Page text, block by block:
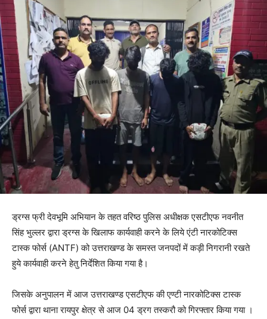
ड्रग्स फ्री देवभूमि अभियान के तहत वरिष्ठ पुलिस अधीक्षक एसटीएफ नवनीत
सिंह भुल्लर द्वारा ड्रग्स के खिलाफ कार्यवाही करने के लिये एंटी नारकोटिक्स
टास्क फोर्स (ANTF) को उत्तराखण्ड के समस्त जनपदों में कड़ी निगरानी रखते
हुये कार्यवाही करने हेतु निर्देशित किया गया है।
जिसके अनुपालन में आज उत्तराखण्ड एसटीएफ की एण्टी नारकोटिक्स टास्क
फोर्स द्वारा थाना रायपुर क्षेत्र से आज 04 ड्रग तस्करौ को गिरफ्तार किया गया ।